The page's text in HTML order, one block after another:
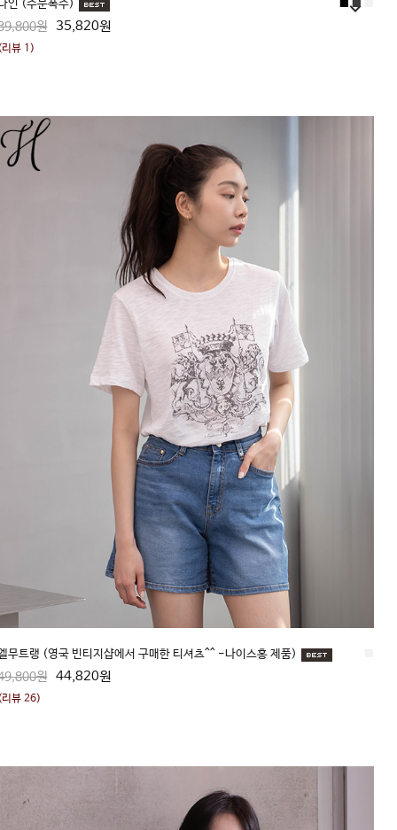
인 (주문폭주)
원 35,820원
■
뷰 1)
무트랭 (영국 빈티지샵에서 구매한 티셔츠^^ -나이스홍 제품)
원 44,820원
뷰 26)